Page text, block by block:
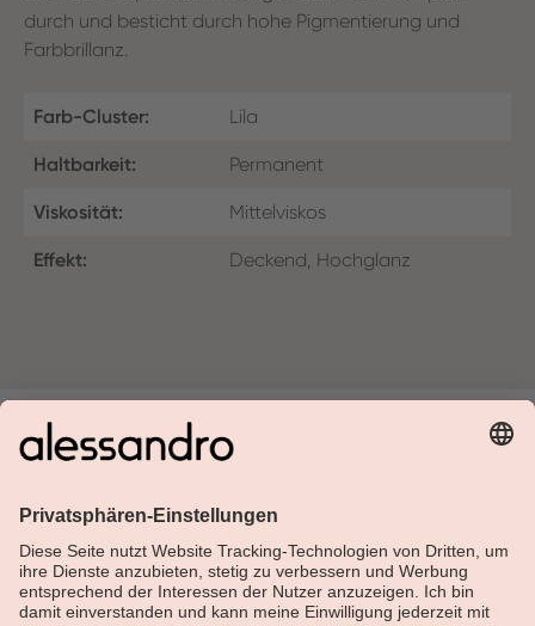
durch und besticht durch hohe Pigmentierung und
Farbbrillanz.
Farb-Cluster: Lila
Haltbarkeit: Permanent
Viskosität: Mittelviskos
Effekt: Deckend, Hochglanz
Über Alessandro
Shop